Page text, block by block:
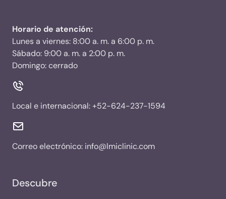
Horario de atención:
Lunes a viernes: 8:00 a. m. a 6:00 p. m.
Sábado: 9:00 a. m. a 2:00 p. m.
Domingo: cerrado
Local e internacional:+52-624-237-1594
Correo electrónico: info@lmiclinic.com
Descubre